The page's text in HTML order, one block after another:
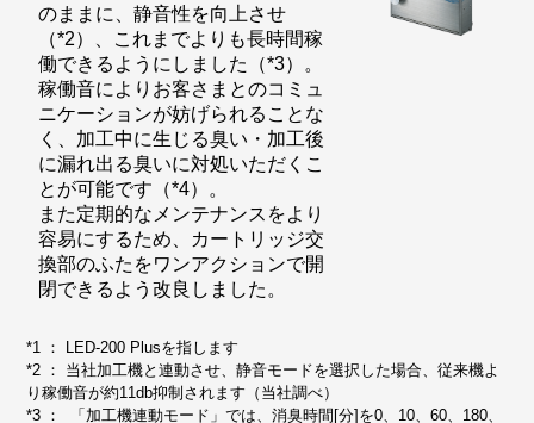
のままに、静音性を向上させ
（*2）、これまでよりも長時間稼
働できるようにしました（*3）。
稼働音によりお客さまとのコミュ
ニケーションが妨げられることな
く、加工中に生じる臭い・加工後
に漏れ出る臭いに対処いただくこ
とが可能です（*4）。
また定期的なメンテナンスをより
容易にするため、カートリッジ交
換部のふたをワンアクションで開
閉できるよう改良しました。
*1 ： LED-200 Plusを指します
*2 ： 当社加工機と連動させ、静音モードを選択した場合、従来機よ
り稼働音が約11db抑制されます（当社調べ）
*3 ： 「加工機連動モード」では、消臭時間[分]を0、10、60、180、